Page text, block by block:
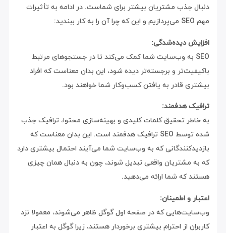
دنبال جذب مشتریان بیشتر برای شماست. در ادامه به تأثیرات
مهم SEO می‌پردازیم و این که چرا آن را به کار ببندید:
افزایش دیده‌شدگی:
SEO به وب‌سایت شما کمک می‌کند تا در جستجوهای مرتبط
باکیفیت‌تر و برجسته‌تر دیده شود، این بدان معناست که افراد
بیشتری قادر به یافتن کسب‌وکار شما خواهند بود.
ترافیک هدفمند:
به خاطر تحقیق کلمات کلیدی و بهینه‌سازی محتوا، ترافیک جذب
شده توسط SEO ترافیک هدفمند است. این بدان معناست که
بازدیدکنندگانی که به وب‌سایت شما می‌آیند احتمال بیشتری دارد
که به مشتریان واقعی تبدیل شوند، چون به دنبال همان چیزی
هستند که شما ارائه می‌دهید.
اعتبار و اطمینان:
وب‌سایت‌هایی که در صفحه اول گوگل ظاهر می‌شوند، معمولا نزد
کاربران از احترام بیشتری برخوردار هستند، زیرا گوگل به اعتبار